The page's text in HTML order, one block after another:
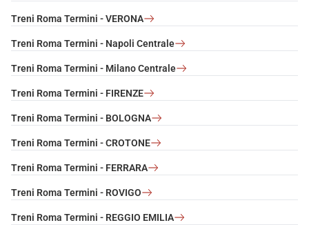
Treni Roma Termini - VERONA
Treni Roma Termini - Napoli Centrale
Treni Roma Termini - Milano Centrale
Treni Roma Termini - FIRENZE
Treni Roma Termini - BOLOGNA
Treni Roma Termini - CROTONE
Treni Roma Termini - FERRARA
Treni Roma Termini - ROVIGO
Treni Roma Termini - REGGIO EMILIA